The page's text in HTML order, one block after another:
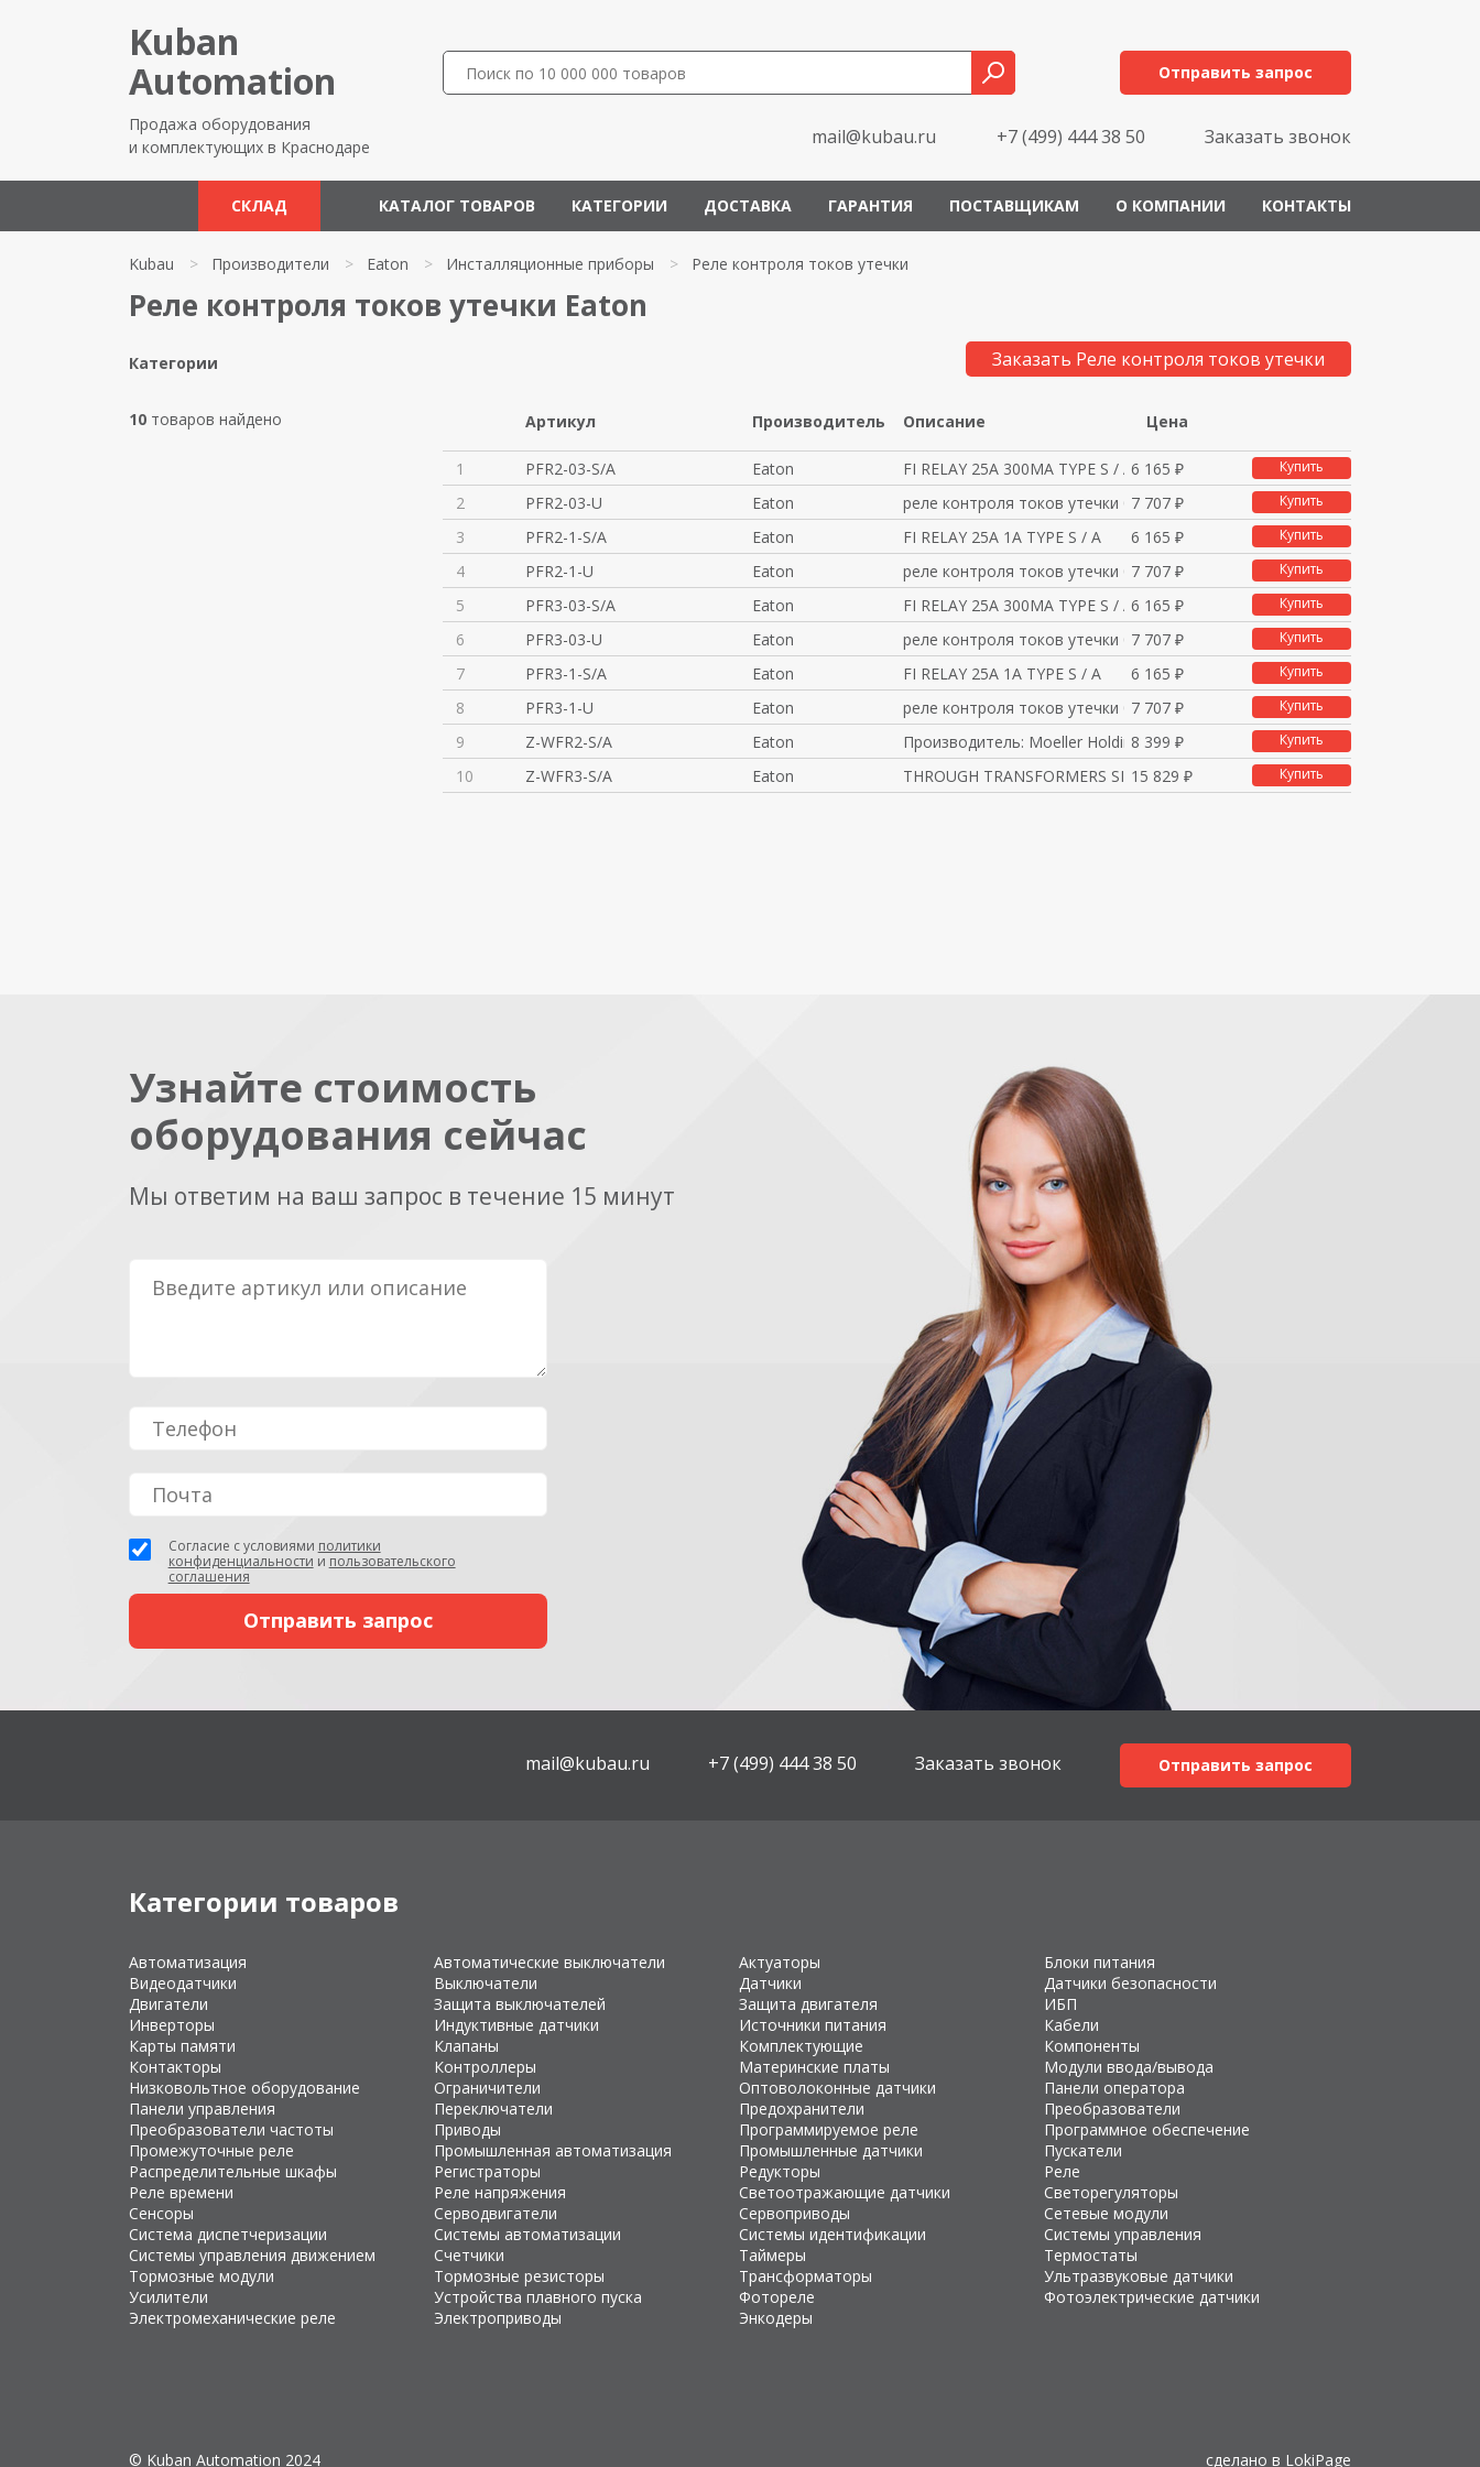
Kuban
Automation
Продажа оборудования
и комплектующих в Краснодаре
Отправить запрос
mail@kubau.ru +7 (499) 444 38 50 Заказать звонок
СКЛАД КАТАЛОГ ТОВАРОВ КАТЕГОРИИ ДОСТАВКА ГАРАНТИЯ ПОСТАВЩИКАМ О КОМПАНИИ КОНТАКТЫ
Kubau > Производители > Eaton > Инсталляционные приборы > Реле контроля токов утечки
Реле контроля токов утечки Eaton
Категории
10 товаров найдено
Заказать Реле контроля токов утечки
Артикул Производитель Описание Цена
1 PFR2-03-S/A Eaton FI RELAY 25A 300MA TYPE S / A6 165 ₽ Купить
2 PFR2-03-U Eaton реле контроля токов утечки 0,37 707 ₽ Купить
3 PFR2-1-S/A Eaton FI RELAY 25A 1A TYPE S / A 6 165 ₽ Купить
4 PFR2-1-U Eaton реле контроля токов утечки 0,17 707 ₽ Купить
5 PFR3-03-S/A Eaton FI RELAY 25A 300MA TYPE S / A6 165 ₽ Купить
6 PFR3-03-U Eaton реле контроля токов утечки 0,37 707 ₽ Купить
7 PFR3-1-S/A Eaton FI RELAY 25A 1A TYPE S / A 6 165 ₽ Купить
8 PFR3-1-U Eaton реле контроля токов утечки 0,17 707 ₽ Купить
9 Z-WFR2-S/A Eaton Производитель: Moeller Holding8 399 ₽ Купить
10 Z-WFR3-S/A Eaton THROUGH TRANSFORMERS SIZE 3 TY
15 829 ₽ Купить
Узнайте стоимость
оборудования сейчас
Мы ответим на ваш запрос в течение 15 минут
Согласие с условиями политики
конфиденциальности и пользовательского
соглашения
mail@kubau.ru +7 (499) 444 38 50 Заказать звонок Отправить запрос
Категории товаров
Автоматизация Автоматические выключатели Актуаторы
Блоки питания
Видеодатчики
Выключатели Датчики
Датчики безопасности
Двигатели
Защита выключателей Защита двигателя
ИБП
Инверторы
Индуктивные датчики Источники питания
Кабели
Карты памяти
Клапаны Комплектующие
Компоненты
Контакторы
Контроллеры Материнские платы
Модули ввода/вывода
Низковольтное оборудование
Ограничители Оптоволоконные датчики
Панели оператора
Панели управления
Переключатели Предохранители
Преобразователи
Преобразователи частоты
Приводы Программируемое реле
Программное обеспечение
Промежуточные реле
Промышленная автоматизация Промышленные датчики
Пускатели
Распределительные шкафы
Регистраторы Редукторы
Реле
Реле времени
Реле напряжения Светоотражающие датчики
Светорегуляторы
Сенсоры
Серводвигатели Сервоприводы
Сетевые модули
Система диспетчеризации
Системы автоматизации Системы идентификации
Системы управления
Системы управления движением
Счетчики Таймеры
Термостаты
Тормозные модули
Тормозные резисторы Трансформаторы
Ультразвуковые датчики
Усилители
Устройства плавного пуска Фотореле
Фотоэлектрические датчики
Электромеханические реле
Электроприводы Энкодеры
© Kuban Automation 2024 сделано в LokiPage